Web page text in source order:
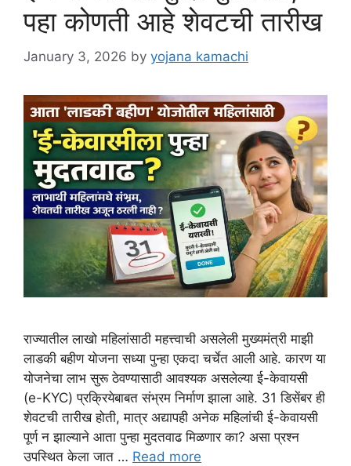
पहा कोणती आहे शेवटची तारीख
January 3, 2026 by yojana kamachi
राज्यातील लाखो महिलांसाठी महत्त्वाची असलेली मुख्यमंत्री माझी
लाडकी बहीण योजना सध्या पुन्हा एकदा चर्चेत आली आहे. कारण या
योजनेचा लाभ सुरू ठेवण्यासाठी आवश्यक असलेल्या ई-केवायसी
(e-KYC) प्रक्रियेबाबत संभ्रम निर्माण झाला आहे. 31 डिसेंबर ही
शेवटची तारीख होती, मात्र अद्यापही अनेक महिलांची ई-केवायसी
पूर्ण न झाल्याने आता पुन्हा मुदतवाढ मिळणार का? असा प्रश्न
उपस्थित केला जात … Read more